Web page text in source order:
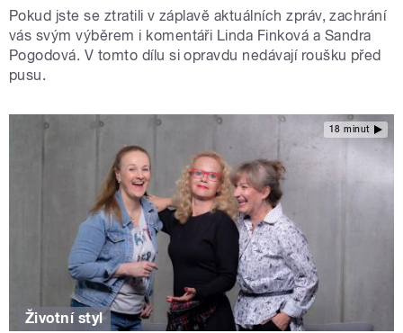
Pokud jste se ztratili v záplavě aktuálních zpráv, zachrání
vás svým výběrem i komentáři Linda Finková a Sandra
Pogodová. V tomto dílu si opravdu nedávají roušku před
pusu.
18 minut
Životní styl